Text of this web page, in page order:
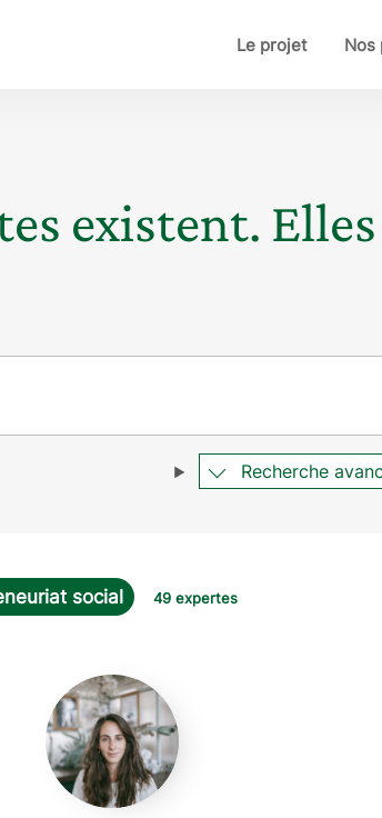
Le projet Nos
existent.
Recherche
social 49 expertes
Soazig
Barthélemy